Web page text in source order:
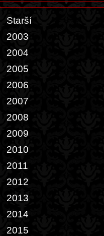
Starší
2003
2004
2005
2006
2007
2008
2009
2010
2011
2012
2013
2014
2015